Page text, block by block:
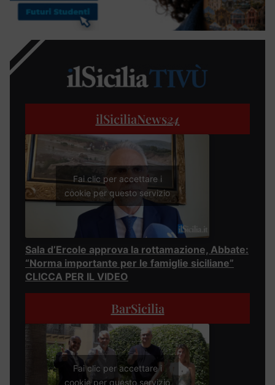
ilSiciliaNews24
Fai clic per accettare i
cookie per questo servizio
Sala d’Ercole approva la rottamazione, Abbate:
“Norma importante per le famiglie siciliane”
CLICCA PER IL VIDEO
BarSicilia
Fai clic per accettare i
cookie per questo servizio